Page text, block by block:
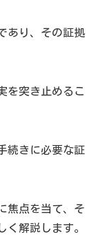
あり、その証拠
を突き止めるこ
続きに必要な証
焦点を当て、そ
く解説します。